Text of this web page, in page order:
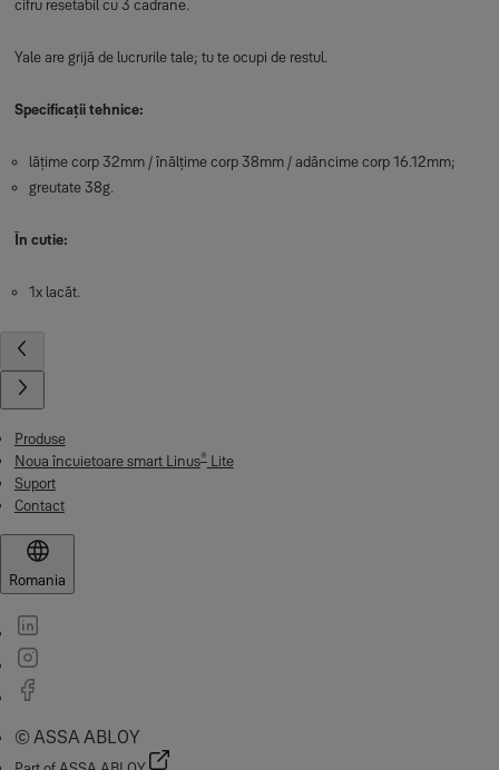
cifru resetabil cu 3 cadrane.
Yale are grijă de lucrurile tale; tu te ocupi de restul.
Specificații tehnice:
lățime corp 32mm / înălțime corp 38mm / adâncime corp 16.12mm;
greutate 38g.
În cutie:
1x lacăt.
Produse
Noua încuietoare smart Linus®Lite
Suport
Contact
Romania
© ASSA ABLOY